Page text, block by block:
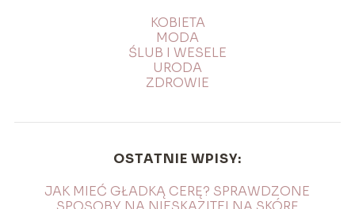
KOBIETA
MODA
ŚLUB I WESELE
URODA
ZDROWIE
OSTATNIE WPISY:
JAK MIEĆ GŁADKĄ CERĘ? SPRAWDZONE